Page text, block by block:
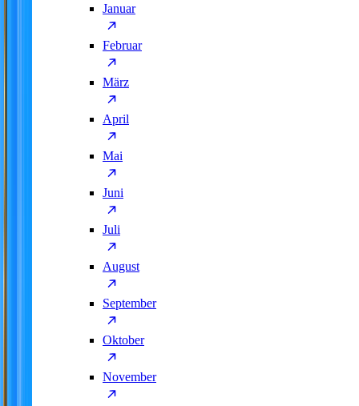
Januar
Februar
März
April
Mai
Juni
Juli
August
September
Oktober
November